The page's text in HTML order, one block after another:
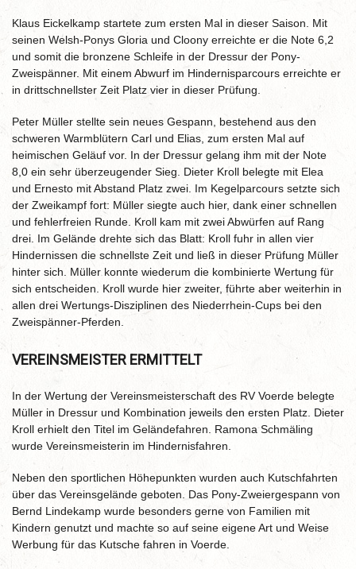
Klaus Eickelkamp startete zum ersten Mal in dieser Saison. Mit
seinen Welsh-Ponys Gloria und Cloony erreichte er die Note 6,2
und somit die bronzene Schleife in der Dressur der Pony-
Zweispänner. Mit einem Abwurf im Hindernisparcours erreichte er
in drittschnellster Zeit Platz vier in dieser Prüfung.
Peter Müller stellte sein neues Gespann, bestehend aus den
schweren Warmblütern Carl und Elias, zum ersten Mal auf
heimischen Geläuf vor. In der Dressur gelang ihm mit der Note
8,0 ein sehr überzeugender Sieg. Dieter Kroll belegte mit Elea
und Ernesto mit Abstand Platz zwei. Im Kegelparcours setzte sich
der Zweikampf fort: Müller siegte auch hier, dank einer schnellen
und fehlerfreien Runde. Kroll kam mit zwei Abwürfen auf Rang
drei. Im Gelände drehte sich das Blatt: Kroll fuhr in allen vier
Hindernissen die schnellste Zeit und ließ in dieser Prüfung Müller
hinter sich. Müller konnte wiederum die kombinierte Wertung für
sich entscheiden. Kroll wurde hier zweiter, führte aber weiterhin in
allen drei Wertungs-Disziplinen des Niederrhein-Cups bei den
Zweispänner-Pferden.
VEREINSMEISTER ERMITTELT
In der Wertung der Vereinsmeisterschaft des RV Voerde belegte
Müller in Dressur und Kombination jeweils den ersten Platz. Dieter
Kroll erhielt den Titel im Geländefahren. Ramona Schmäling
wurde Vereinsmeisterin im Hindernisfahren.
Neben den sportlichen Höhepunkten wurden auch Kutschfahrten
über das Vereinsgelände geboten. Das Pony-Zweiergespann von
Bernd Lindekamp wurde besonders gerne von Familien mit
Kindern genutzt und machte so auf seine eigene Art und Weise
Werbung für das Kutsche fahren in Voerde.